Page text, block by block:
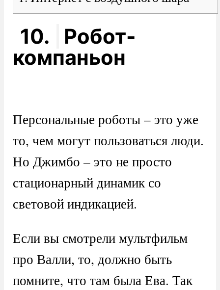
10.
Робот-
компаньон
Персональные роботы – это уже
то, чем могут пользоваться люди.
Но Джимбо – это не просто
стационарный динамик со
световой индикацией.
Если вы смотрели мультфильм
про Валли, то, должно быть
помните, что там была Ева. Так